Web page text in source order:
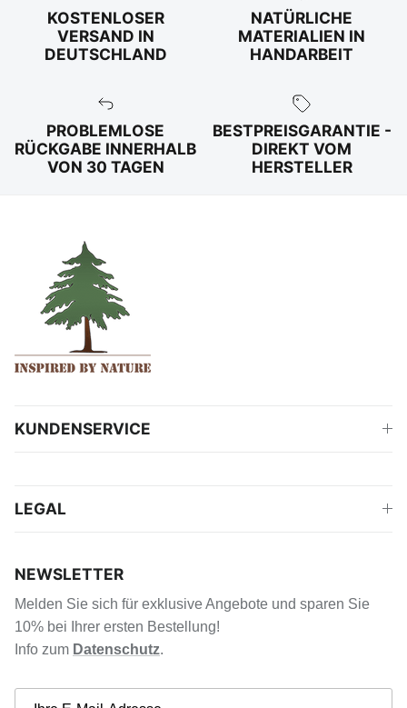
KOSTENLOSER
VERSAND IN
DEUTSCHLAND
NATÜRLICHE
MATERIALIEN IN
HANDARBEIT
PROBLEMLOSE
RÜCKGABE INNERHALB
VON 30 TAGEN
BESTPREISGARANTIE -
DIREKT VOM
HERSTELLER
KUNDENSERVICE
LEGAL
NEWSLETTER
Melden Sie sich für exklusive Angebote und sparen Sie
10% bei Ihrer ersten Bestellung!
Info zum Datenschutz.